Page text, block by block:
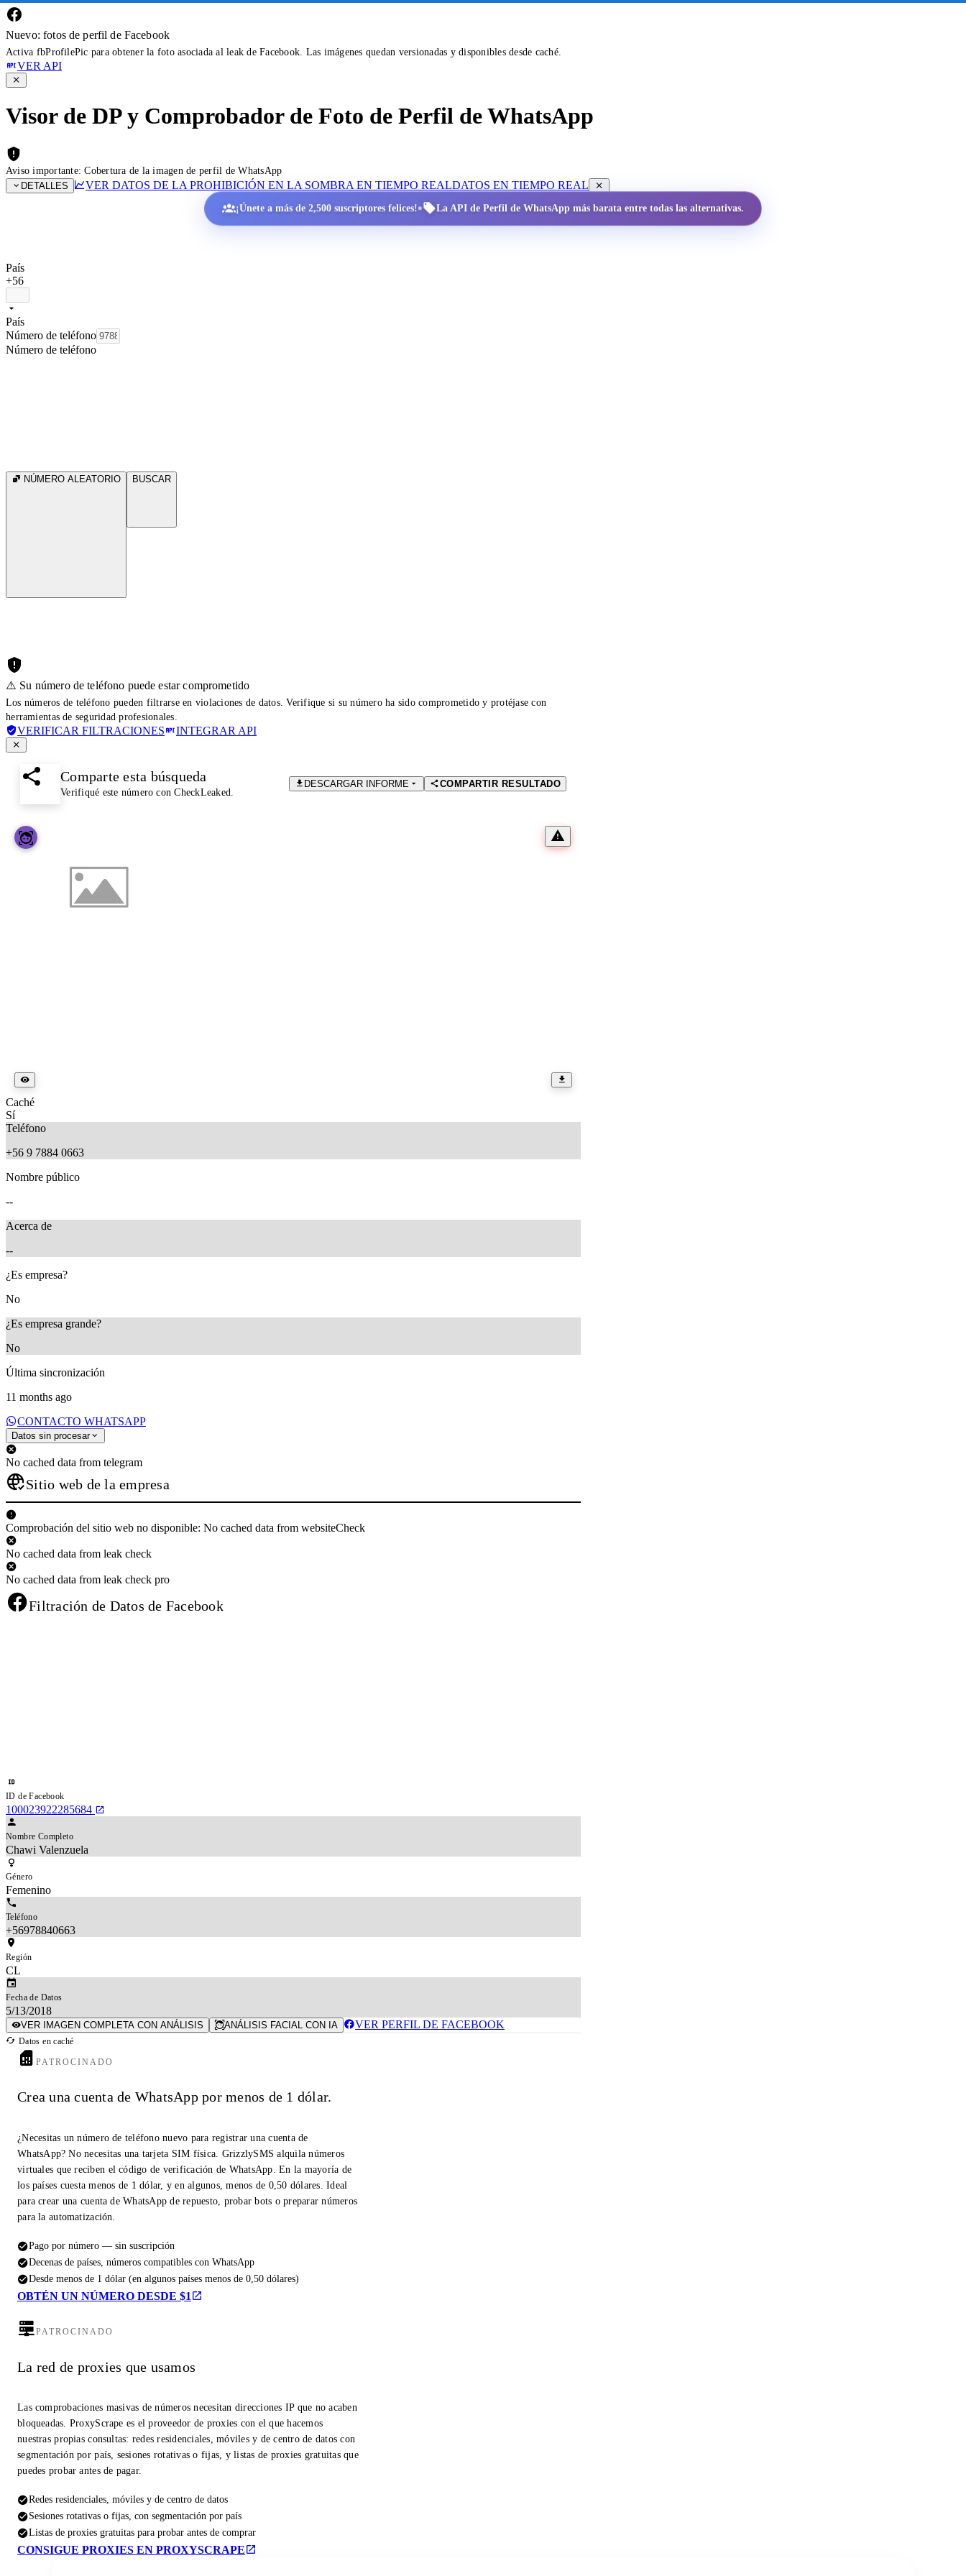
Nuevo: fotos de perfil de Facebook
Activa fbProfilePic para obtener la foto asociada al leak de Facebook. Las imágenes quedan versionadas y disponibles desde caché.
VER API
Visor de DP y Comprobador de Foto de Perfil de WhatsApp
Aviso importante: Cobertura de la imagen de perfil de WhatsApp
DETALLES
VER DATOS DE LA PROHIBICIÓN EN LA SOMBRA EN TIEMPO REALDATOS EN TIEMPO REAL
¡Únete a más de 2,500 suscriptores felices!• La API de Perfil de WhatsApp más barata entre todas las alternativas.
País
+56
País
Número de teléfono
Número de teléfono
NÚMERO ALEATORIO BUSCAR
⚠️ Su número de teléfono puede estar comprometido
Los números de teléfono pueden filtrarse en violaciones de datos. Verifique si su número ha sido comprometido y protéjase con
herramientas de seguridad profesionales.
VERIFICAR FILTRACIONES INTEGRAR API
Comparte esta búsqueda
Verifiqué este número con CheckLeaked.
DESCARGAR INFORME COMPARTIR RESULTADO
Caché
Sí
Teléfono
+56 9 7884 0663
Nombre público
--
Acerca de
--
¿Es empresa?
No
¿Es empresa grande?
No
Última sincronización
11 months ago
CONTACTO WHATSAPP
Datos sin procesar
No cached data from telegram
Sitio web de la empresa
Comprobación del sitio web no disponible: No cached data from websiteCheck
No cached data from leak check
No cached data from leak check pro
Filtración de Datos de Facebook
ID de Facebook
100023922285684
Nombre Completo
Chawi Valenzuela
Género
Femenino
Teléfono
+56978840663
Región
CL
Fecha de Datos
5/13/2018
VER IMAGEN COMPLETA CON ANÁLISIS ANÁLISIS FACIAL CON IA VER PERFIL DE FACEBOOK
Datos en caché
PATROCINADO
Crea una cuenta de WhatsApp por menos de 1 dólar.
¿Necesitas un número de teléfono nuevo para registrar una cuenta de
WhatsApp? No necesitas una tarjeta SIM física. GrizzlySMS alquila números
virtuales que reciben el código de verificación de WhatsApp. En la mayoría de
los países cuesta menos de 1 dólar, y en algunos, menos de 0,50 dólares. Ideal
para crear una cuenta de WhatsApp de repuesto, probar bots o preparar números
para la automatización.
Pago por número — sin suscripción
Decenas de países, números compatibles con WhatsApp
Desde menos de 1 dólar (en algunos países menos de 0,50 dólares)
OBTÉN UN NÚMERO DESDE $1
PATROCINADO
La red de proxies que usamos
Las comprobaciones masivas de números necesitan direcciones IP que no acaben
bloqueadas. ProxyScrape es el proveedor de proxies con el que hacemos
nuestras propias consultas: redes residenciales, móviles y de centro de datos con
segmentación por país, sesiones rotativas o fijas, y listas de proxies gratuitas que
puedes probar antes de pagar.
Redes residenciales, móviles y de centro de datos
Sesiones rotativas o fijas, con segmentación por país
Listas de proxies gratuitas para probar antes de comprar
CONSIGUE PROXIES EN PROXYSCRAPE